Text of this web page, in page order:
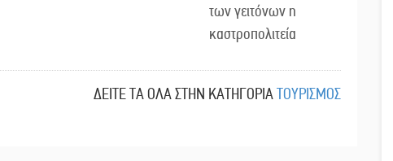
των γειτόνων η
καστροπολιτεία
ΔΕΙΤΕ ΤΑ ΟΛΑ ΣΤΗΝ ΚΑΤΗΓΟΡΙΑΤΟΥΡΙΣΜΟΣ